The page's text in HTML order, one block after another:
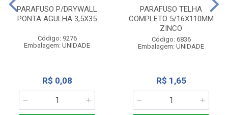
PARAFUSO P/DRYWALL
PONTA AGULHA 3,5X35
Código: 9276
Embalagem: UNIDADE
R$ 0,08
PARAFUSO TELHA
COMPLETO 5/16X110MM
ZINCO
Código: 6836
Embalagem: UNIDADE
R$ 1,65